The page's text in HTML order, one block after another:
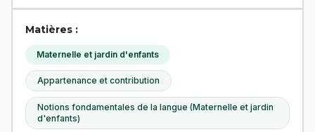
Matières :
Maternelle et jardin d'enfants
Appartenance et contribution
Notions fondamentales de la langue (Maternelle et jardin
d'enfants)